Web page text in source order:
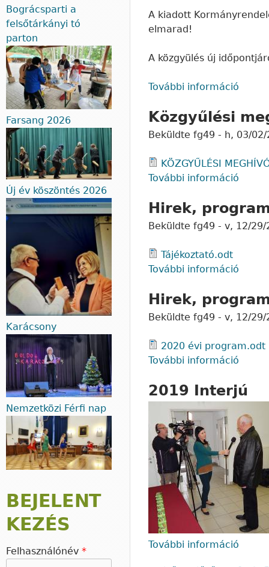
A kiadott
elmarad!
A közgyülés új
További információ
Közgyűlési
Beküldte fg49 - h, 03/
KÖZGYŰLÉSI
További információ
Hirek,
Beküldte fg49 - v, 12/29/
Tájékoztató.odt
További információ
Hirek,
Beküldte fg49 - v, 12/29/
2020 évi program.odt
További információ
2019 Interjú
További információ
Bográcsparti a
felsőtárkányi tó
parton
Farsang 2026
Új év köszöntés 2026
Karácsony
Nemzetközi Férfi nap
BEJELENT
KEZÉS
Felhasználónév *